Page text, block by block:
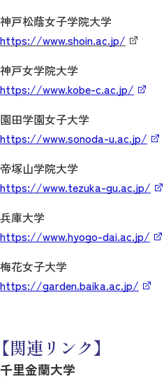
神戸松蔭女子学院大学
https://www.shoin.ac.jp/
神戸女学院大学
https://www.kobe-c.ac.jp/
園田学園女子大学
https://www.sonoda-u.ac.jp/
帝塚山学院大学
https://www.tezuka-gu.ac.jp/
兵庫大学
https://www.hyogo-dai.ac.jp/
梅花女子大学
https://garden.baika.ac.jp/
【関連リンク】
千里金蘭大学